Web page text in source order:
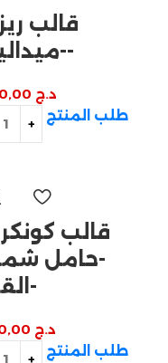
قالب
-ميداليات-
د.ج
طلب المنتج
قالب
-حامل
القلب-
د.ج
طلب المنتج